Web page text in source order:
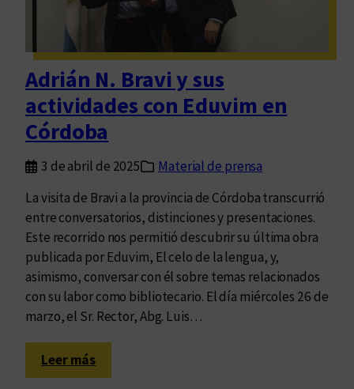
p
e
r
s
o
n
s
y
l
a
s
l
e
n
g
u
Adrián N. Bravi y sus
actividades con Eduvim en
Córdoba
3 de abril de 2025
Material de prensa
La visita de Bravi a la provincia de Córdoba transcurrió
entre conversatorios, distinciones y presentaciones.
Este recorrido nos permitió descubrir su última obra
publicada por Eduvim, El celo de la lengua, y,
asimismo, conversar con él sobre temas relacionados
con su labor como bibliotecario. El día miércoles 26 de
marzo, el Sr. Rector, Abg. Luis…
Leer más:
A